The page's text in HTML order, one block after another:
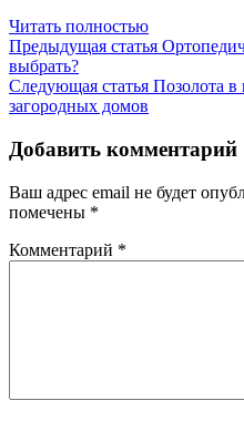
Читать полностью
Предыдущая статья
выбрать?
Следующая статья Позолота в
загородных домов
Добавить комментарий
Ваш адрес email не будет
помечены *
Комментарий *